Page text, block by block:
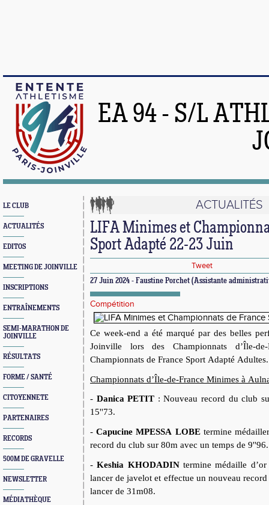
EA 94 - S/L
LE CLUB
ACTUALITÉS
EDITOS
MEETING DE JOINVILLE
INSCRIPTIONS
ENTRAÎNEMENTS
SEMI-MARATHON DE
JOINVILLE
RÉSULTATS
FORME / SANTÉ
CITOYENNETE
PARTENAIRES
RECORDS
500M DE GRAVELLE
NEWSLETTER
MÉDIATHÈQUE
ACTUALITÉS
LIFA Minimes et
Sport Adapté 22-23 Juin
Tweet
27 Juin 2024 - Faustine Porchet (Assistante
Compétition
Ce week-end a été marqué par des belles
Joinville lors des Championnats d’Île-
Championnats de France Sport Adapté Adultes.
Championnats d’Île-de-France Minimes à
- DanicaPETIT : Nouveau record du club
15''73.
-Capucine MPESSA LOBEtermine
record du club sur 80m avec un temps de 9''96.
-Keshia KHODADIN termine médaille
lancer de javelotet effectue un nouveau
lancer de 31m08.